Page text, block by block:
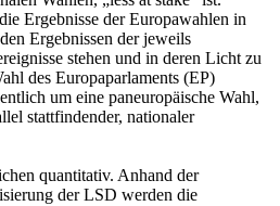
Ergebnisse der Europawahlen in
Ergebnissen der jeweils
stehen und in deren Licht zu
des Europaparlaments (EP)
um eine paneuropäische Wahl,
stattfindender, nationaler
quantitativ. Anhand der
der LSD werden die